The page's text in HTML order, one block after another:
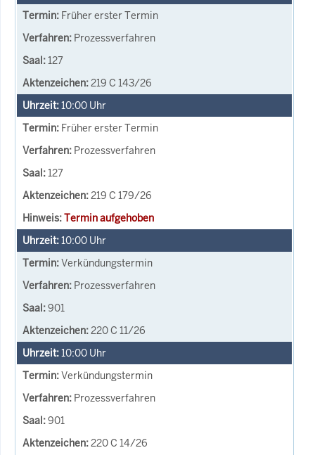
Früher erster Termin
Prozessverfahren
127
219 C 143/26
10:00 Uhr
Früher erster Termin
Prozessverfahren
127
219 C 179/26
Termin aufgehoben
10:00 Uhr
Verkündungstermin
Prozessverfahren
901
220 C 11/26
10:00 Uhr
Verkündungstermin
Prozessverfahren
901
220 C 14/26